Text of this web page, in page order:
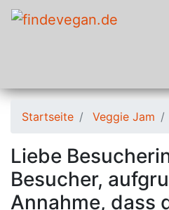
Startseite Veggie Jam
Liebe
Besucher,
Annahme, dass